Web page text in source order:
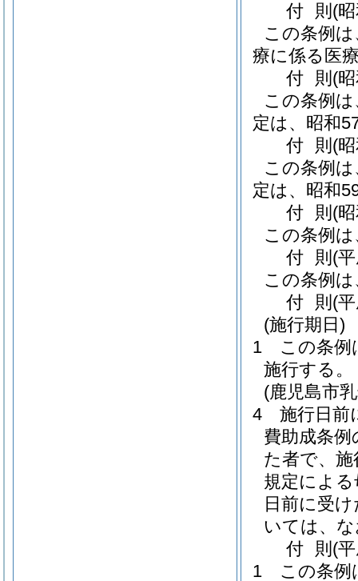
付 則 (
この条例
療に係る医
付 則 (
この条例
定は、昭和
付 則 (
この条例
定は、昭和
付 則 (
この条例
付 則 (
この条例
付 則 (
(施行期日)
1
この条例
施行する。
(鹿児島市
4
施行日前
費助成条
た者で、
規定によ
日前に受
いては、
付 則 (
1
この条例